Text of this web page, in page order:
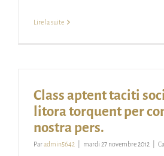
Lire la suite
Class aptent taciti
litora torquent per
nostra pers.
Paradmin5642 mardi 27 novembre 2012